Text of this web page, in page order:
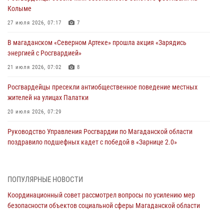
Колыме
27 июля 2026, 07:17 7
В магаданском «Северном Артеке» прошла акция «Зарядись
энергией с Росгвардией»
21 июля 2026, 07:02 8
Росгвардейцы пресекли антиобщественное поведение местных
жителей на улицах Палатки
20 июля 2026, 07:29
Руководство Управления Росгвардии по Магаданской области
поздравило подшефных кадет с победой в «Зарнице 2.0»
При содействии СОБР Росгвардии в Магадане задержан
17 июля 2026, 04:06
ПОПУЛЯРНЫЕ НОВОСТИ
Координационный совет рассмотрел вопросы по усилению мер
безопасности объектов социальной сферы Магаданской области